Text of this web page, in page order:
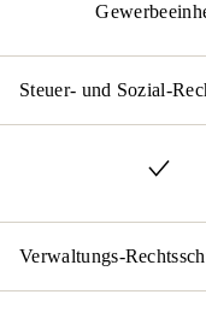
Steuer- und Sozial-
Verwaltungs-